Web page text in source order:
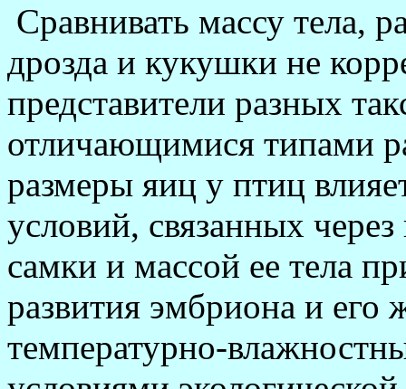
Сравнивать массу тела,
дрозда и кукушки не
представители разных
отличающимися типами
размеры яиц у птиц
условий, связанных
самки и массой ее тела
развития эмбриона и его
температурно-